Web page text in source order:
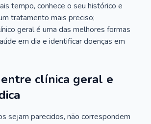
tempo, conhece o seu histórico e
tratamento mais preciso;
geral é uma das melhores formas
em dia e identificar doenças em
clínica geral e
sejam parecidos, não correspondem